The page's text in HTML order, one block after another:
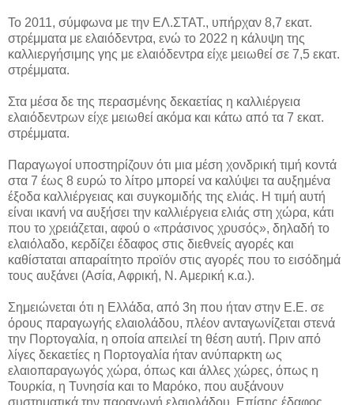
Το 2011, σύμφωνα με την ΕΛ.ΣΤΑΤ., υπήρχαν 8,7 εκατ.
στρέμματα με ελαιόδεντρα, ενώ το 2022 η κάλυψη της
καλλιεργήσιμης γης με ελαιόδεντρα είχε μειωθεί σε 7,5 εκατ.
στρέμματα.
Στα μέσα δε της περασμένης δεκαετίας η καλλιέργεια
ελαιόδεντρων είχε μειωθεί ακόμα και κάτω από τα 7 εκατ.
στρέμματα.
Παραγωγοί υποστηρίζουν ότι μια μέση χονδρική τιμή κοντά
στα 7 έως 8 ευρώ το λίτρο μπορεί να καλύψει τα αυξημένα
έξοδα καλλιέργειας και συγκομιδής της ελιάς. Η τιμή αυτή
είναι ικανή να αυξήσει την καλλιέργεια ελιάς στη χώρα, κάτι
που το χρειάζεται, αφού ο «πράσινος χρυσός», δηλαδή το
ελαιόλαδο, κερδίζει έδαφος στις διεθνείς αγορές και
καθίσταται απαραίτητο προϊόν στις αγορές που το εισόδημά
τους αυξάνει (Ασία, Αφρική, Ν. Αμερική κ.α.).
Σημειώνεται ότι η Ελλάδα, από 3η που ήταν στην Ε.Ε. σε
όρους παραγωγής ελαιολάδου, πλέον ανταγωνίζεται στενά
την Πορτογαλία, η οποία απειλεί τη θέση αυτή. Πριν από
λίγες δεκαετίες η Πορτογαλία ήταν ανύπαρκτη ως
ελαιοπαραγωγός χώρα, όπως και άλλες χώρες, όπως η
Τουρκία, η Τυνησία και το Μαρόκο, που αυξάνουν
συστηματικά την παραγωγή ελαιολάδου. Επίσης έδαφος